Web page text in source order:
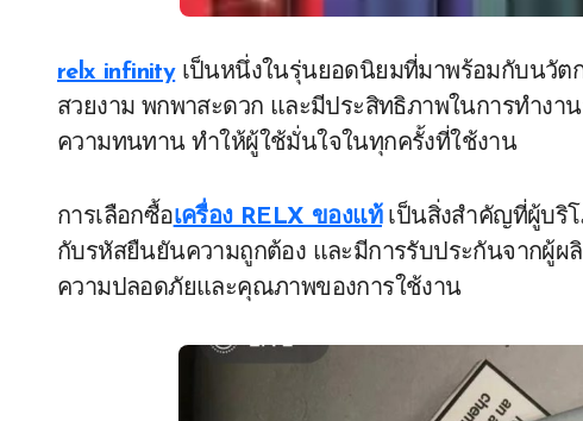
relx infinityเป็นหนึ่งในรุ่นยอดนิยมที่มาพร้อมกับนวัต
สวยงาม พกพาสะดวก และมีประสิทธิภาพในการทำงา
ความทนทาน ทำให้ผู้ใช้มั่นใจในทุกครั้งที่ใช้งาน
การเลือกซื้อเครื่อง RELX ของแท้เป็นสิ่งสำคัญที่ผู้บริโ
กับรหัสยืนยันความถูกต้อง และมีการรับประกันจากผู้ผ
ความปลอดภัยและคุณภาพของการใช้งาน